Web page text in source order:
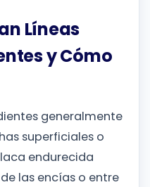
Líneas
y Cómo
generalmente
superficiales o
endurecida
las encías o entre